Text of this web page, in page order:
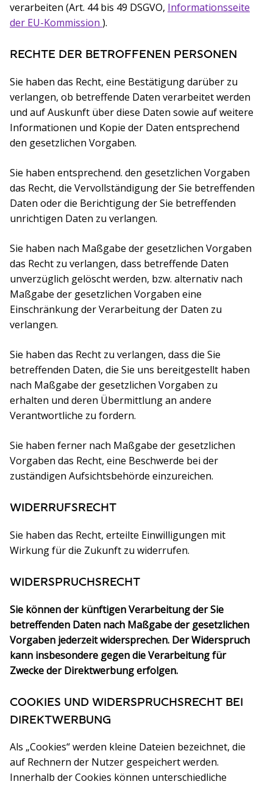
verarbeiten (Art. 44 bis 49 DSGVO, Informationsseite
der EU-Kommission (öffnet in einem neuen Tab)
).
RECHTE DER BETROFFENEN PERSONEN
Sie haben das Recht, eine Bestätigung darüber zu
verlangen, ob betreffende Daten verarbeitet werden
und auf Auskunft über diese Daten sowie auf weitere
Informationen und Kopie der Daten entsprechend
den gesetzlichen Vorgaben.
Sie haben entsprechend. den gesetzlichen Vorgaben
das Recht, die Vervollständigung der Sie betreffenden
Daten oder die Berichtigung der Sie betreffenden
unrichtigen Daten zu verlangen.
Sie haben nach Maßgabe der gesetzlichen Vorgaben
das Recht zu verlangen, dass betreffende Daten
unverzüglich gelöscht werden, bzw. alternativ nach
Maßgabe der gesetzlichen Vorgaben eine
Einschränkung der Verarbeitung der Daten zu
verlangen.
Sie haben das Recht zu verlangen, dass die Sie
betreffenden Daten, die Sie uns bereitgestellt haben
nach Maßgabe der gesetzlichen Vorgaben zu
erhalten und deren Übermittlung an andere
Verantwortliche zu fordern.
Sie haben ferner nach Maßgabe der gesetzlichen
Vorgaben das Recht, eine Beschwerde bei der
zuständigen Aufsichtsbehörde einzureichen.
WIDERRUFSRECHT
Sie haben das Recht, erteilte Einwilligungen mit
Wirkung für die Zukunft zu widerrufen.
WIDERSPRUCHSRECHT
Sie können der künftigen Verarbeitung der Sie
betreffenden Daten nach Maßgabe der gesetzlichen
Vorgaben jederzeit widersprechen. Der Widerspruch
kann insbesondere gegen die Verarbeitung für
Zwecke der Direktwerbung erfolgen.
COOKIES UND WIDERSPRUCHSRECHT BEI
DIREKTWERBUNG
Als „Cookies“ werden kleine Dateien bezeichnet, die
auf Rechnern der Nutzer gespeichert werden.
Innerhalb der Cookies können unterschiedliche